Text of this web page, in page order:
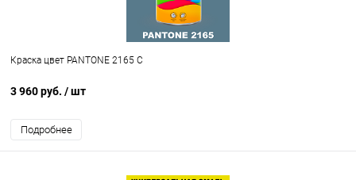
Краска цвет PANTONE 2165 C
3 960 руб. / шт
Подробнее